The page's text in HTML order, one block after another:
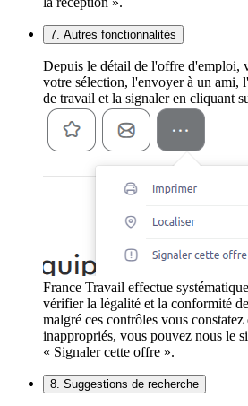
7. Autres fonctionnalités
Depuis le détail de l'offre d'emploi,
votre sélection, l'envoyer à un ami,
de travail et la signaler en cliquant
France Travail effectue
vérifier la légalité et la conformité
malgré ces contrôles vous constatez
inappropriés, vous pouvez nous le
« Signaler cette offre ».
8. Suggestions de recherche